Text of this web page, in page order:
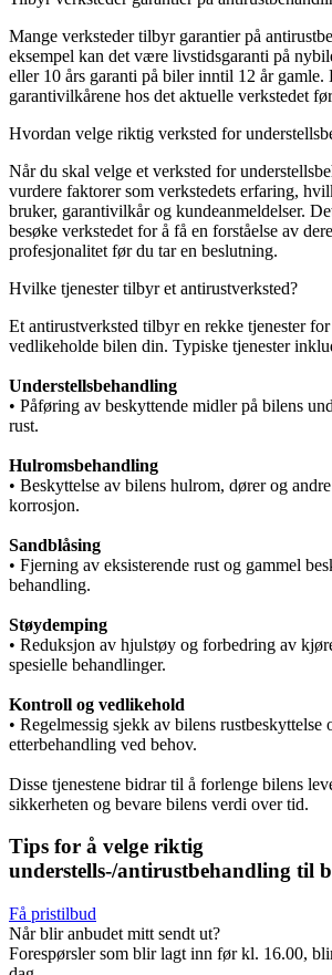
Mange verksteder tilbyr garantier på
eksempel kan det være livstidsgaranti på
eller 10 års garanti på biler inntil 12 år
garantivilkårene hos det aktuelle verkstedet
Hvordan velge riktig verksted for
Når du skal velge et verksted for
vurdere faktorer som verkstedets erfaring,
bruker, garantivilkår og kundeanmeldelser.
besøke verkstedet for å få en forståelse av
profesjonalitet før du tar en beslutning.
Hvilke tjenester tilbyr et antirustverksted?
Et antirustverksted tilbyr en rekke tjenester
vedlikeholde bilen din. Typiske tjenester
Understellsbehandling
• Påføring av beskyttende midler på bilens
rust.
Hulromsbehandling
• Beskyttelse av bilens hulrom, dører og
korrosjon.
Sandblåsing
• Fjerning av eksisterende rust og gammel
behandling.
Støydemping
• Reduksjon av hjulstøy og forbedring av
spesielle behandlinger.
Kontroll og vedlikehold
• Regelmessig sjekk av bilens rustbeskyttelse
etterbehandling ved behov.
Disse tjenestene bidrar til å forlenge bilens
sikkerheten og bevare bilens verdi over tid.
Tips for å velge riktig
understells-/antirustbehandling til
Få pristilbud
Når blir anbudet mitt sendt ut?
Forespørsler som blir lagt inn før kl. 16.00,